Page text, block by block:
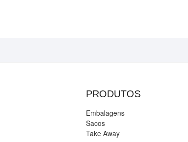
PRODUTOS
Embalagens
Sacos
Take Away